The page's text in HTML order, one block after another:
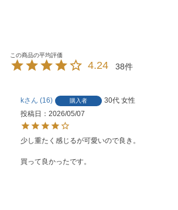
4.24 38
k 16 購入者 30代 女性
投稿日
2026/05/07
少し重たく感じるが可愛いので良き。
買って良かったです。